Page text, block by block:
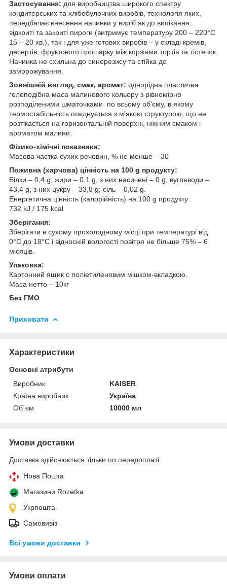
Застосування: для виробництва широкого спектру
кондитерських та хлібобулочних виробів, технологія яких,
передбачає внесення начинки у виріб як до випікання:
відкриті та закриті пироги (витримує температуру 200 – 220°С
15 – 20 хв.), так і для уже готових виробів – у складі кремів,
десертів, фруктового прошарку між коржами тортів та тістечок.
Начинка не схильна до синерезису та стійка до
заморожування.
Зовнішній вигляд, смак, аромат: однорідна пластична
гелеподібна маса малинового кольору з рівномірно
розподіленими шматочками по всьому об’єму, в якому
термостабільність поєднується з мʼякою структурою, що не
розтікається на горизонтальній поверхні, ніжним смаком і
ароматом малини.
Фізико-хімічні показники:
Масова частка сухих речовин, % не менше – 30
Поживна (харчова) цінність на 100 g продукту:
Білки – 0,4 g; жири – 0,1 g, з них насичені – 0 g; вуглеводи –
43,4 g, з них цукру – 33,8 g; сіль – 0,02 g.
Енергетична цінність (калорійність) на 100 g продукту:
732 kJ / 175 kcal
Зберігання:
Зберігати в сухому прохолодному місці при температурі від
0°С до 18°С і відносній вологості повітря не більше 75% – 6
місяців.
Упаковка:
Картонний ящик с поліетиленовим мішком-вкладкою.
Маса нетто ‒ 10кг
Без ГМО
Приховати
Характеристики
Основні атрибути
Виробник
KAISER
Країна виробник
Україна
Об`єм
10000 мл
Умови доставки
Доставка здійснюється тільки по передоплаті.
Нова Пошта
Магазини Rozetka
Укрпошта
Самовивіз
Всі умови доставки
Умови оплати